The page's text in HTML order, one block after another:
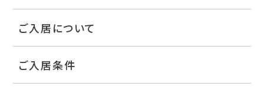
ご入居について
ご入居条件